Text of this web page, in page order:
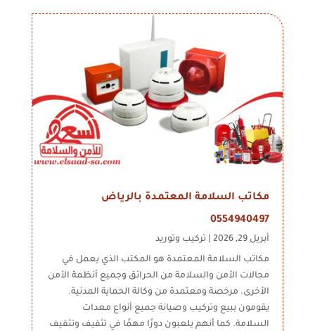
مكاتب السلامة المعتمدة بالرياض
0554940497
أبريل 29, 2026 | تركيب وتوريد
مكاتب السلامة المعتمدة هو المكتب الذي يعمل في
مجالات الأمن والسلامة من الحرائق وجميع أنظمة الأمن
الأخرى. مرخصة ومعتمدة من وكالة الحماية المدنية.
يقومون ببيع وتركيب وصيانة جميع أنواع معدات
السلامة. كما أنهم يلعبون دورًا مهمًا في تثقيف وتثقيف